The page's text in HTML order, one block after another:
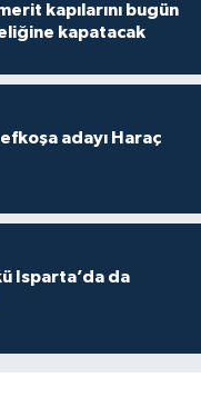
kapılarını bugün
kapatacak
adayı Haraç
Isparta’da da